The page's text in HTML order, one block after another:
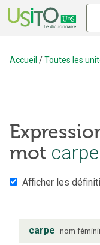
Accueil /Toutes les
mot carpe
Afficher les
carpe nom